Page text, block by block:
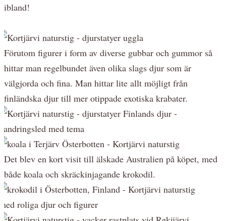
ibland!
Förutom figurer i form av diverse gubbar och gummor så
hittar man regelbundet även olika slags djur som är
välgjorda och fina. Man hittar lite allt möjligt från
finländska djur till mer otippade exotiska krabater.
Det blev en kort visit till älskade Australien på köpet, med
både koala och skräckinjagande krokodil.